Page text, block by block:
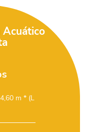
m * (L